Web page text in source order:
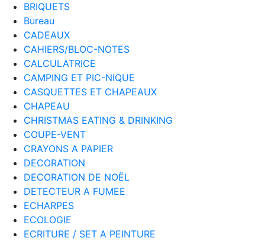
BRIQUETS
Bureau
CADEAUX
CAHIERS/BLOC-NOTES
CALCULATRICE
CAMPING ET PIC-NIQUE
CASQUETTES ET CHAPEAUX
CHAPEAU
CHRISTMAS EATING & DRINKING
COUPE-VENT
CRAYONS A PAPIER
DECORATION
DECORATION DE NOËL
DETECTEUR A FUMEE
ECHARPES
ECOLOGIE
ECRITURE / SET A PEINTURE